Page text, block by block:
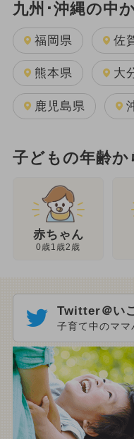
九州･沖縄の中
福岡県 佐
熊本県 大
鹿児島県
子どもの年齢か
赤ちゃん
0歳1歳2歳
Twitter＠い
子育て中のママ